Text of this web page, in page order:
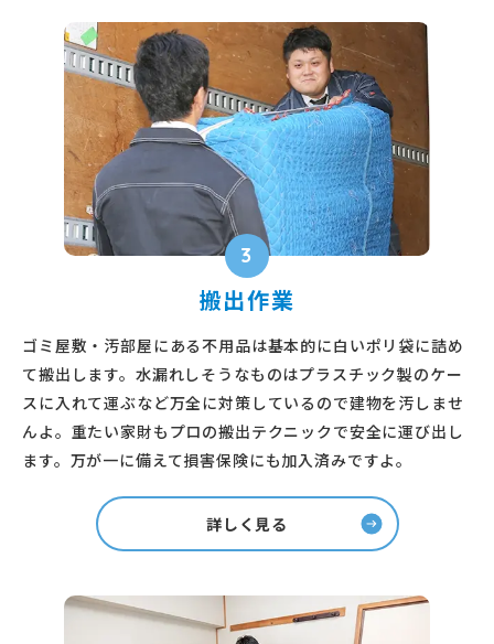
3
搬出作業
ゴミ屋敷・汚部屋にある不用品は基本的に白いポリ袋に詰め
て搬出します。水漏れしそうなものはプラスチック製のケー
スに入れて運ぶなど万全に対策しているので建物を汚しませ
んよ。重たい家財もプロの搬出テクニックで安全に運び出し
ます。万が一に備えて損害保険にも加入済みですよ。
詳しく見る